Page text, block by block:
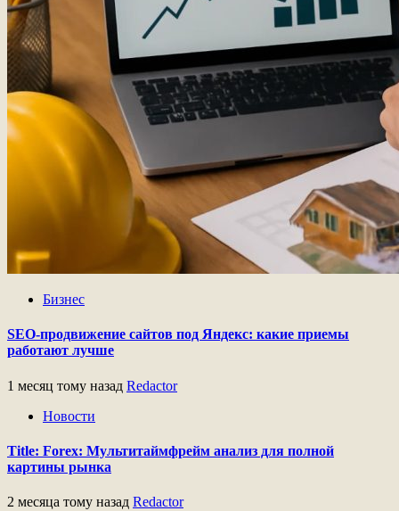
Бизнес
SEO-продвижение сайтов под Яндекс: какие приемы
работают лучше
1 месяц тому назад Redactor
Новости
Title: Forex: Мультитаймфрейм анализ для полной
картины рынка
2 месяца тому назад Redactor